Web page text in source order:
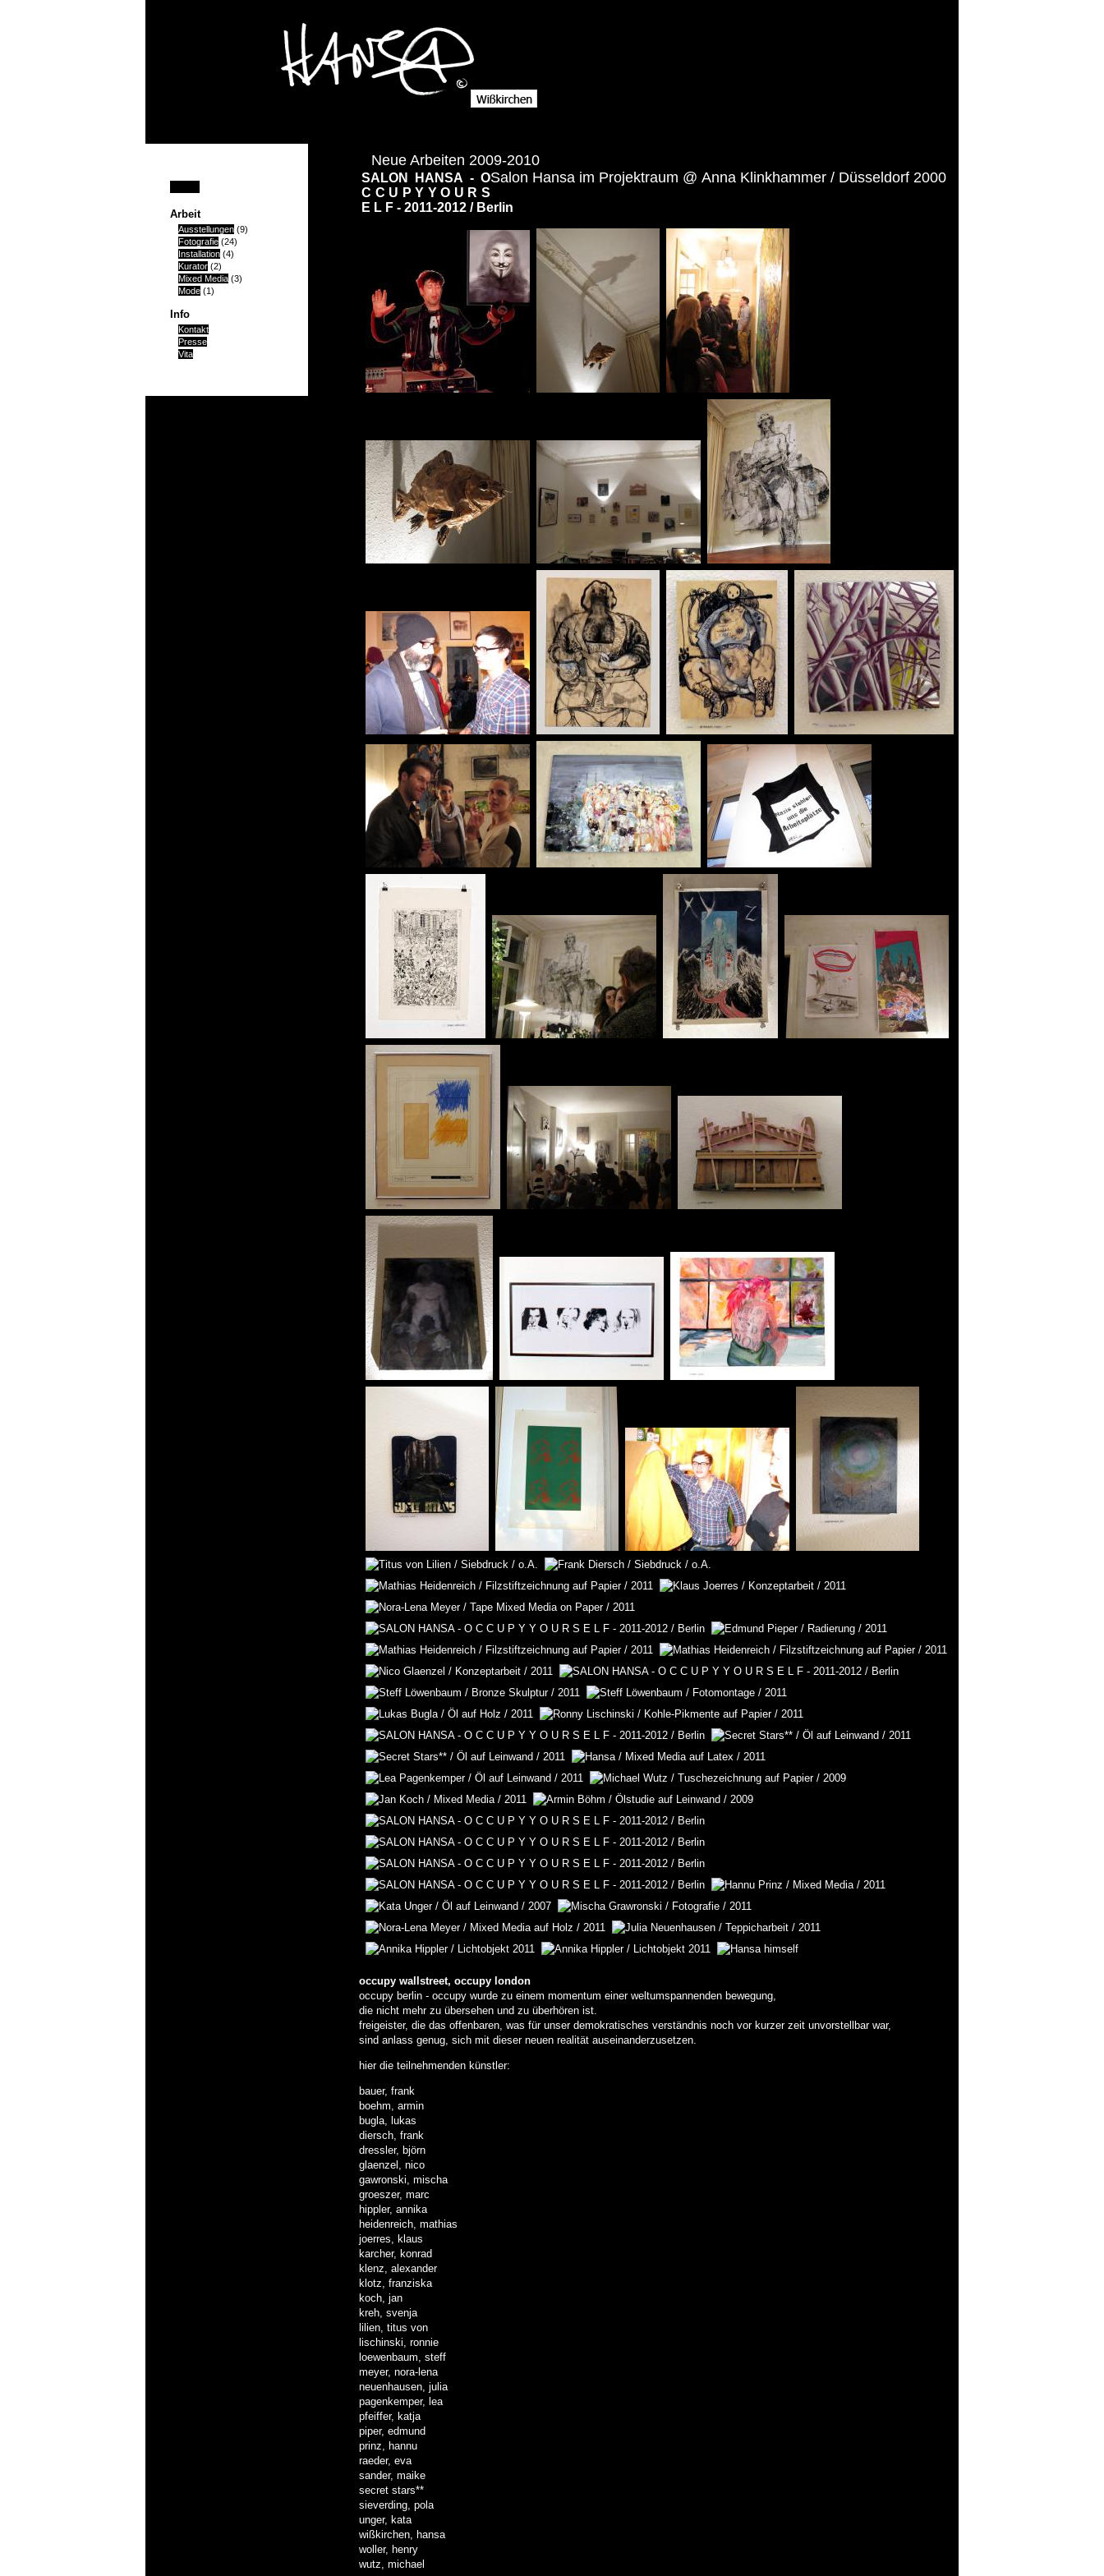
Neue Arbeiten 2009-2010
Salon Hansa im Projektraum @ Anna Klinkhammer / Düsseldorf 2000
SALON HANSA - O
C C U P Y Y O U R S
E L F - 2011-2012 / Berlin
occupy wallstreet, occupy london
occupy berlin - occupy wurde zu einem momentum einer weltumspannenden bewegung,
die nicht mehr zu übersehen und zu überhören ist.
freigeister, die das offenbaren, was für unser demokratisches verständnis noch vor kurzer zeit unvorstellbar war,
sind anlass genug, sich mit dieser neuen realität auseinanderzusetzen.
hier die teilnehmenden künstler:
bauer, frank
boehm, armin
bugla, lukas
diersch, frank
dressler, björn
glaenzel, nico
gawronski, mischa
groeszer, marc
hippler, annika
heidenreich, mathias
joerres, klaus
karcher, konrad
klenz, alexander
klotz, franziska
koch, jan
kreh, svenja
lilien, titus von
lischinski, ronnie
loewenbaum, steff
meyer, nora-lena
neuenhausen, julia
pagenkemper, lea
pfeiffer, katja
piper, edmund
prinz, hannu
raeder, eva
sander, maike
secret stars**
sieverding, pola
unger, kata
wißkirchen, hansa
woller, henry
wutz, michael
Arbeit
Ausstellungen (9)
Fotografie (24)
Installation (4)
Kurator (2)
Mixed Media (3)
Mode (1)
Info
Kontakt
Presse
Vita